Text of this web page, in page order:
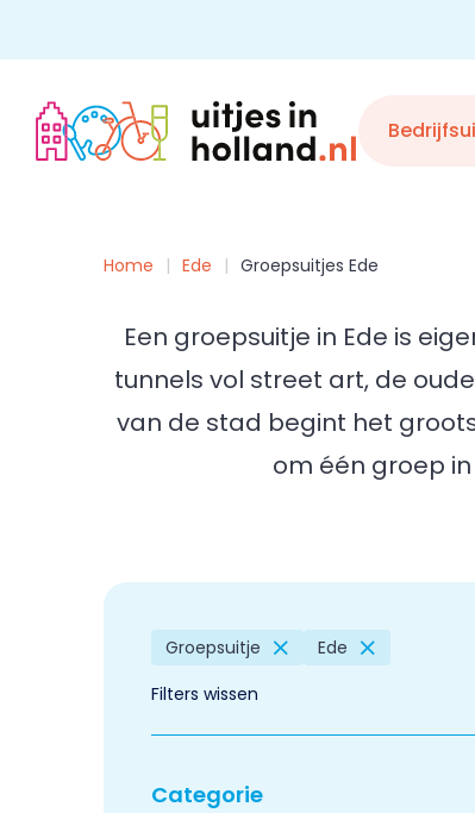
Home Ede Groepsuitjes Ede
Een groepsuitje in Ede is
tunnels vol street art, de
van de stad begint het
om één groep
Groepsuitje
Ede
Filters wissen
Categorie